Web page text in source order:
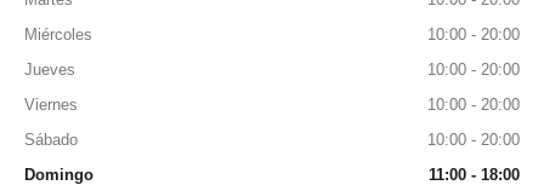
Miércoles
10:00 - 20:00
Jueves
10:00 - 20:00
Viernes
10:00 - 20:00
Sábado
10:00 - 20:00
Domingo
11:00 - 18:00